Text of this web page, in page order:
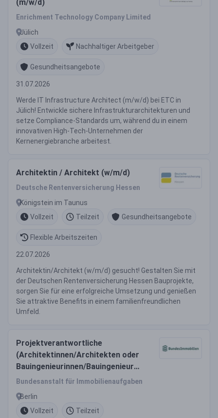
(m/w/d)
Enrichment Technology Company Limited
Jülich
Vollzeit
Nachhaltiger Arbeitgeber
Gesundheitsangebote
31.07.2026
Werde IT Infrastructure Architect (m/w/d) bei ETC in
Jülich! Entwickle sichere Infrastrukturarchitekturen und
setze Compliance-Standards um, während du in einem
innovativen High-Tech-Unternehmen der
Kernenergiebranche arbeitest.
Architektin / Architekt (w/m/d)
Deutsche Rentenversicherung Hessen
Königstein im Taunus
Vollzeit
Teilzeit Gesundheitsangebote
Flexible Arbeitszeiten
22.07.2026
Architektin/Architekt (w/m/d) gesucht! Gestalten Sie mit
der Deutschen Rentenversicherung Hessen Bauprojekte,
sorgen Sie für eine erfolgreiche Umsetzung und genießen
Sie attraktive Benefits in einem familienfreundlichen
Umfeld.
Projektverantwortliche
(Architektinnen/Architekten oder
Bauingenieurinnen/Bauingenieure)
(w/m/d)
Bundesanstalt für Immobilienaufgaben
Berlin
Vollzeit
Teilzeit